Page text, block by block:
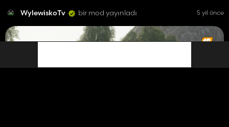
WylewiskoTv bir mod yayınladı 5 yıl önce